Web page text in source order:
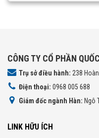
CÔNG TY CỔ PHẦN
Trụ sở điều hành: 238
Điện thoại: 0968 005 688
Giám đốc ngành Hàn: Ngô
LINK HỮU ÍCH